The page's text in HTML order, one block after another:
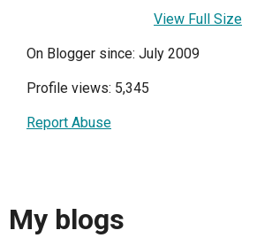
View Full Size
On Blogger since: July 2009
Profile views: 5,345
Report Abuse
My blogs